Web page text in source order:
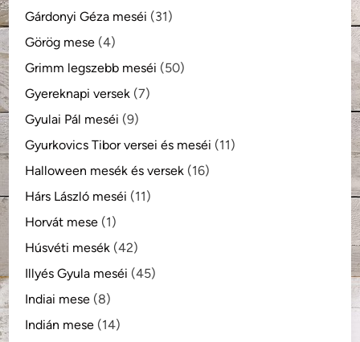
Gárdonyi Géza meséi (31)
Görög mese (4)
Grimm legszebb meséi (50)
Gyereknapi versek (7)
Gyulai Pál meséi (9)
Gyurkovics Tibor versei és meséi (11)
Halloween mesék és versek (16)
Hárs László meséi (11)
Horvát mese (1)
Húsvéti mesék (42)
Illyés Gyula meséi (45)
Indiai mese (8)
Indián mese (14)